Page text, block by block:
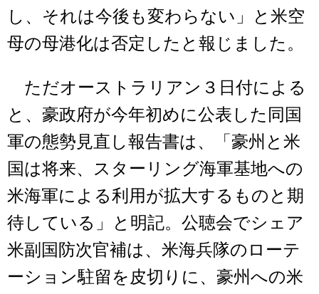
し、それは今後も変わらない」と米空
母の母港化は否定したと報じました。
ただオーストラリアン３日付による
と、豪政府が今年初めに公表した同国
軍の態勢見直し報告書は、「豪州と米
国は将来、スターリング海軍基地への
米海軍による利用が拡大するものと期
待している」と明記。公聴会でシェア
米副国防次官補は、米海兵隊のローテ
ーション駐留を皮切りに、豪州への米